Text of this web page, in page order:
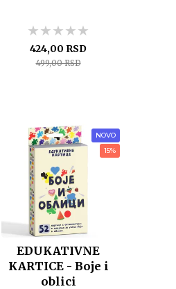
★★★★★
★★★★★
★★★★★
424,00 RSD
499,00 RSD
NOVO
15%
EDUKATIVNE
KARTICE - Boje i
oblici